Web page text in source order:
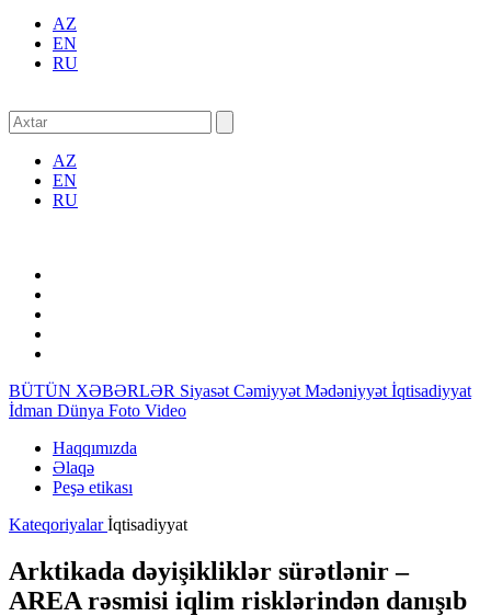
AZ
EN
RU
AZ
EN
RU
BÜTÜN XƏBƏRLƏR Siyasət Cəmiyyət Mədəniyyət İqtisadiyyat
İdman Dünya Foto Video
Haqqımızda
Əlaqə
Peşə etikası
Kateqoriyalarİqtisadiyyat
Arktikada dəyişikliklər sürətlənir –
AREA rəsmisi iqlim risklərindən danışıb